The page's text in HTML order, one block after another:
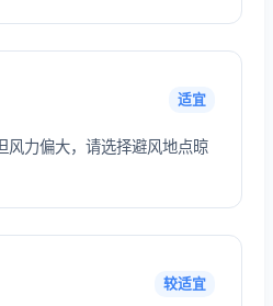
适宜
风力偏大，请选择避风地点晾
较适宜